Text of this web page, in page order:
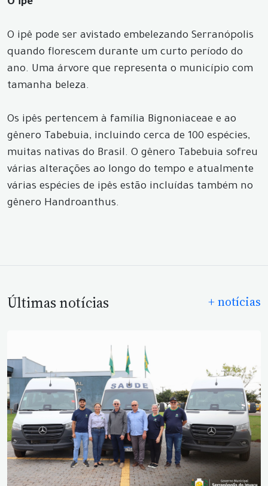
O ipê
O ipê pode ser avistado embelezando Serranópolis
quando florescem durante um curto período do
ano. Uma árvore que representa o município com
tamanha beleza.
Os ipês pertencem à família Bignoniaceae e ao
gênero Tabebuia, incluindo cerca de 100 espécies,
muitas nativas do Brasil. O gênero Tabebuia sofreu
várias alterações ao longo do tempo e atualmente
várias espécies de ipês estão incluídas também no
gênero Handroanthus.
Últimas notícias + notícias